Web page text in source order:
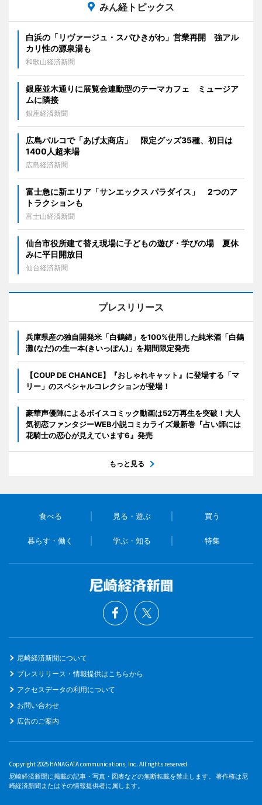
みん経トピックス
白浜の「リヴァージュ・スパひきがわ」営業再開 強アル
カリ性の源泉湯も
和歌山経済新聞
銀座並木通りに展覧会連動型のテーマカフェ ミュージア
ムに隣接
銀座経済新聞
広島パルコで「あげ太商店」 限定グッズ35種、初日は
1400人超来場
広島経済新聞
富士急に新エリア「サンエックス パラダイス」 2つのア
トラクションも
富士山経済新聞
仙台市役所建て替え現場に子どもの遊び・学びの場 夏休
みに平日開放日
仙台経済新聞
プレスリリース
兵庫県産の独自開発米「白鶴錦」を100%使用した純米酒「白鶴
灘(なだ)の生一本(きいっぽん)」を期間限定発売
【COUP DE CHANCE】『おしゃれキャット』に登場する「マ
リー」のスペシャルコレクションが登場！
豪華声優陣によるボイスコミック動画は52万再生を突破！大人
気初恋ファンタジーWEB小説コミカライズ最新巻『占い師には
花騎士の恋心が見えています6』発売
もっと見る
食べる 見る・遊ぶ 買う
暮らす・働く 学ぶ・知る 特集
尼崎経済新聞について
プレスリリース・情報提供はこちらから
アクセスデータの利用について
お問い合わせ
広告のご案内
Copyright 2025 HANAGATA communications, Inc. All rights reserved.
尼崎経済新聞に掲載の記事・写真・図表などの無断転載を禁止します。 著作権は尼
崎経済新聞またはその情報提供者に属します。